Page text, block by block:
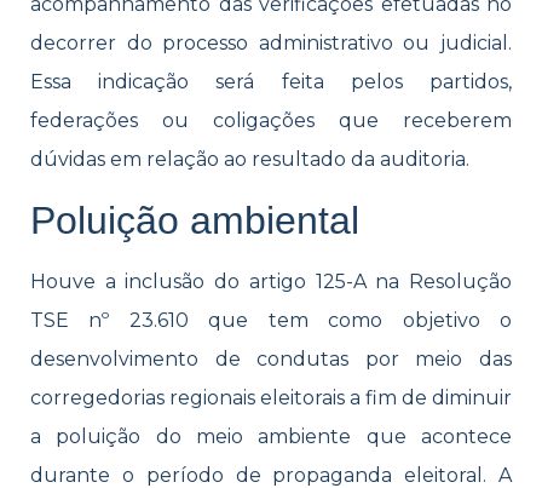
acompanhamento das verificações efetuadas no
decorrer do processo administrativo ou judicial.
Essa indicação será feita pelos partidos,
federações ou coligações que receberem
dúvidas em relação ao resultado da auditoria.
Poluição ambiental
Houve a inclusão do artigo 125-A na Resolução
TSE nº 23.610 que tem como objetivo o
desenvolvimento de condutas por meio das
corregedorias regionais eleitorais a fim de diminuir
a poluição do meio ambiente que acontece
durante o período de propaganda eleitoral. A